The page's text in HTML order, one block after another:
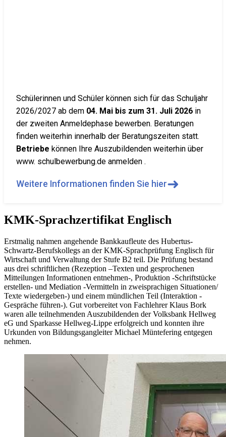
Schülerinnen und Schüler können sich für das Schuljahr
2026/2027 ab dem 04. Mai bis zum 31. Juli 2026 in
der zweiten Anmeldephase bewerben. Beratungen
finden weiterhin innerhalb der Beratungszeiten statt.
Betriebe können Ihre Auszubildenden weiterhin über
www. schulbewerbung.de anmelden .
Weitere Informationen finden Sie hier➜
KMK-Sprachzertifikat Englisch
Erstmalig nahmen angehende Bankkaufleute des Hubertus-
Schwartz-Berufskollegs an der KMK-Sprachprüfung Englisch für
Wirtschaft und Verwaltung der Stufe B2 teil. Die Prüfung bestand
aus drei schriftlichen (Rezeption –Texten und gesprochenen
Mitteilungen Informationen entnehmen-, Produktion -Schriftstücke
erstellen- und Mediation -Vermitteln in zweisprachigen Situationen/
Texte wiedergeben-) und einem mündlichen Teil (Interaktion -
Gespräche führen-). Gut vorbereitet von Fachlehrer Klaus Bork
waren alle teilnehmenden Auszubildenden der Volksbank Hellweg
eG und Sparkasse Hellweg-Lippe erfolgreich und konnten ihre
Urkunden von Bildungsgangleiter Michael Müntefering entgegen
nehmen.